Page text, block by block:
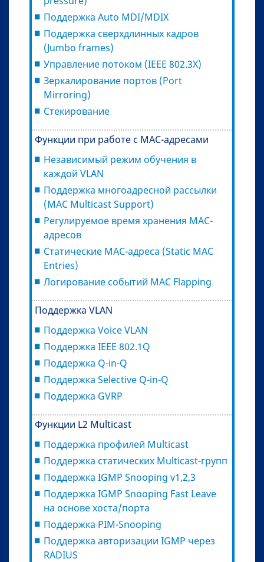
Поддержка Auto MDI/MDIX
Поддержка сверхдлинных кадров
(Jumbo frames)
Управление потоком (IEEE 802.3X)
Зеркалирование портов (Port
Mirroring)
Стекирование
Функции при работе с МAC-адресами
Независимый режим обучения в
каждой VLAN
Поддержка многоадресной рассылки
(MAC Multicast Support)
Регулируемое время хранения MAC-
адресов
Статические MAC-адреса (Static MAC
Entries)
Логирование событий MAC Flapping
Поддержка VLAN
Поддержка Voice VLAN
Поддержка IEEE 802.1Q
Поддержка Q-in-Q
Поддержка Selective Q-in-Q
Поддержка GVRP
Функции L2 Multicast
Поддержка профилей Multicast
Поддержка статических Multicast-групп
Поддержка IGMP Snooping v1,2,3
Поддержка IGMP Snooping Fast Leave
на основе хоста/порта
Поддержка PIM-Snooping
Поддержка авторизации IGMP через
RADIUS